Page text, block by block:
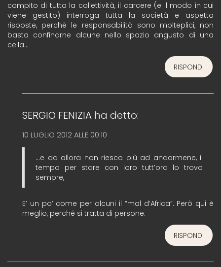
compito di tutta la collettività, il carcere (e il modo in cui
viene gestito) interroga tutta la società e aspetta
risposte, perchè le responsabilità sono molteplici, non
basta confinarne alcune nello spazio angusto di una
cella…
RISPONDI
SERGIO FENIZIA ha detto:
10 LUGLIO 2012 ALLE 00:10
…e da allora non riesco più ad andarmene, il
tempo per stare con loro tutt’ora lo trovo
sempre,
E’ un po’ come per alcuni il “mal d’Africa”. Però qui è
meglio, perché si tratta di persone.
RISPONDI